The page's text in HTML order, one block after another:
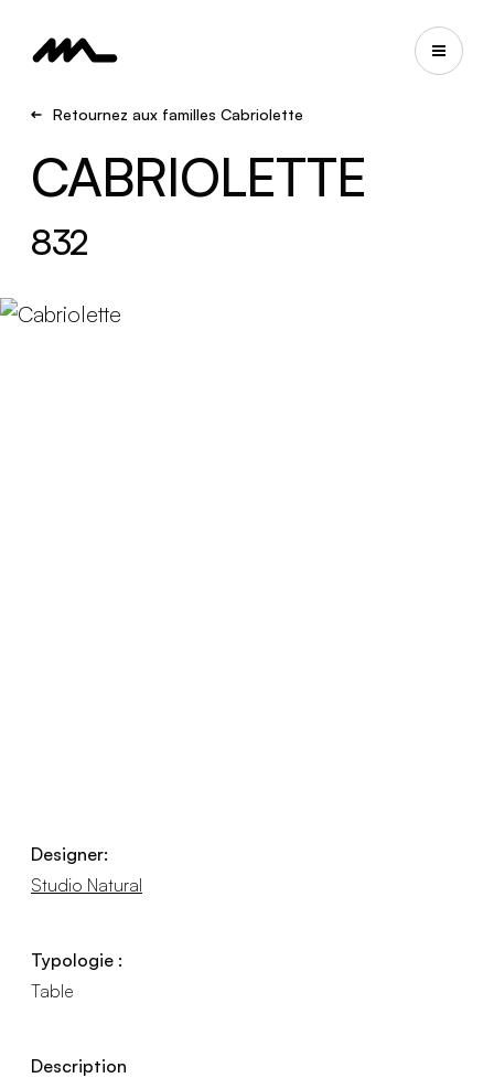
Retournez aux familles Cabriolette
CABRIOLETTE
832
Designer:
Studio Natural
Typologie :
Table
Description